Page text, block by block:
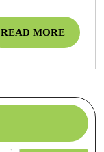
READ MOREREAD
MORE